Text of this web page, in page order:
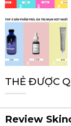
THẺ ĐƯỢC
Review